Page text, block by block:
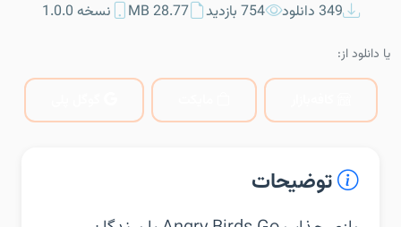
349 دانلود 754 بازدید 28.77 MB نسخه 1.0.0
یا دانلود از:
توضیحات